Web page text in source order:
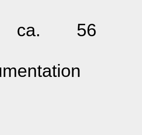
56